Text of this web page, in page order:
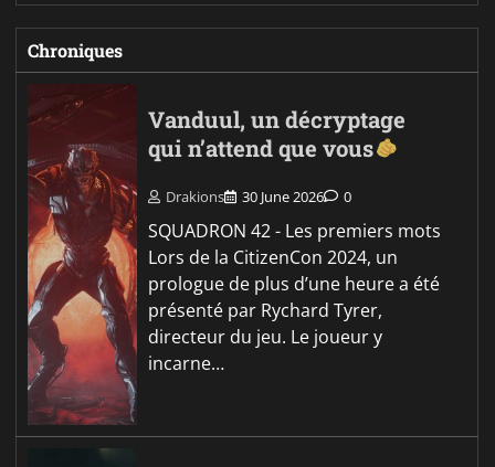
Chroniques
Vanduul, un décryptage
qui n’attend que vous
Drakions 30 June 2026 0
SQUADRON 42 - Les premiers mots
Lors de la CitizenCon 2024, un
prologue de plus d’une heure a été
présenté par Rychard Tyrer,
directeur du jeu. Le joueur y
incarne…